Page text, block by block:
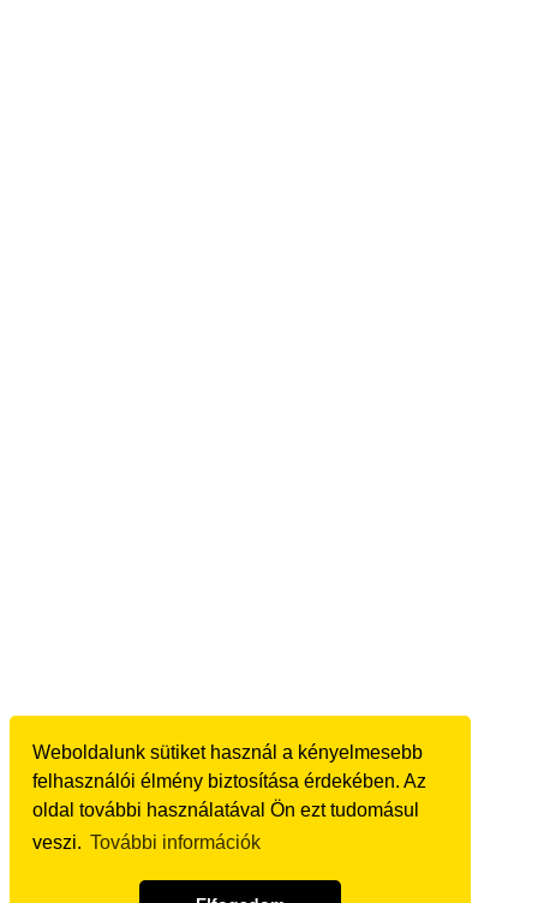
Weboldalunk sütiket használ a kényelmesebb
felhasználói élmény biztosítása érdekében. Az
oldal további használatával Ön ezt tudomásul
veszi. További információk